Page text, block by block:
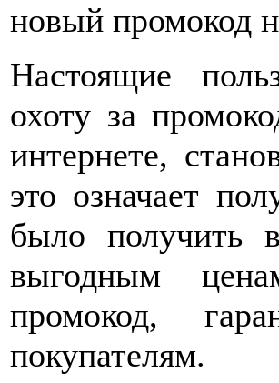
новый промокод
Настоящие
охоту за
интернете,
это означает
было получить
выгодным
промокод,
покупателям.